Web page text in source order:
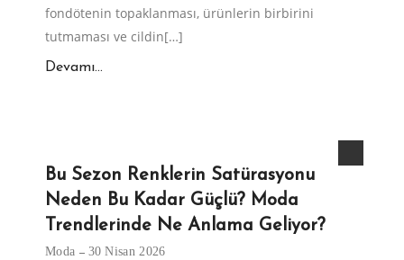
fondötenin topaklanması, ürünlerin birbirini
tutmaması ve cildin[…]
Devamı...
Bu Sezon Renklerin Satürasyonu
Neden Bu Kadar Güçlü? Moda
Trendlerinde Ne Anlama Geliyor?
Moda 30 Nisan 2026